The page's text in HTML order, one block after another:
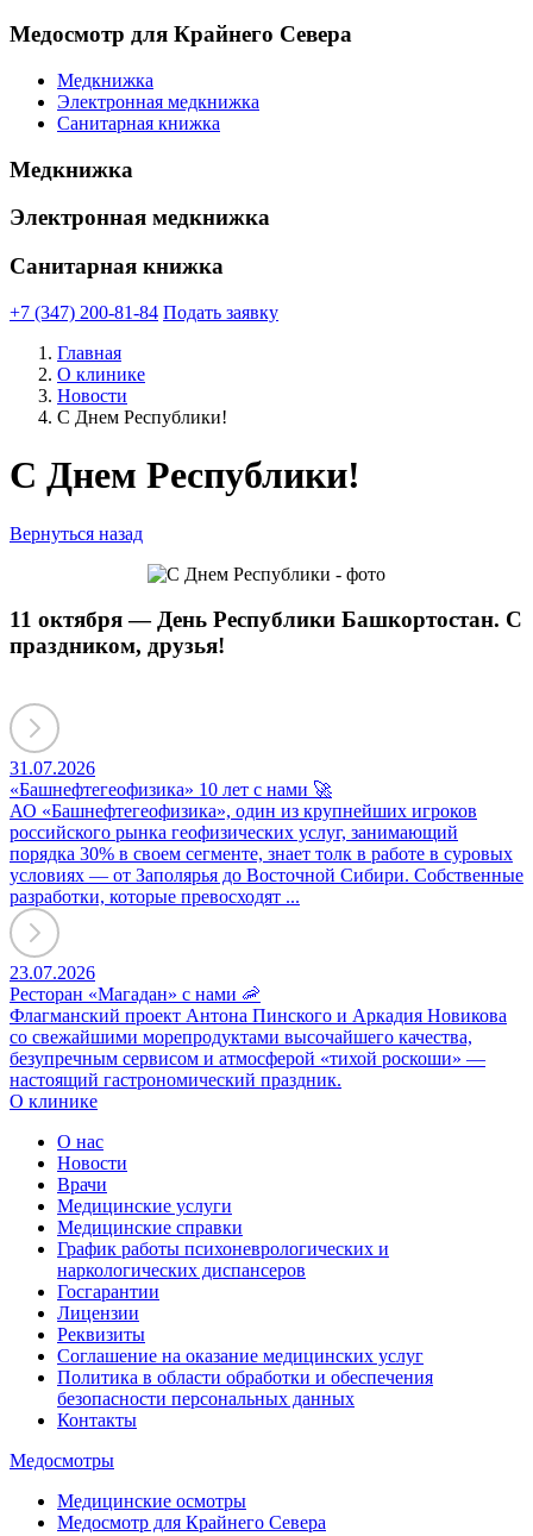
Медосмотр для Крайнего Севера
Медкнижка
Электронная медкнижка
Санитарная книжка
Медкнижка
Электронная медкнижка
Санитарная книжка
+7 (347) 200-81-84 Подать заявку
Главная
О клинике
Новости
С Днем Республики!
С Днем Республики!
Вернуться назад
11 октября — День Республики Башкортостан. C
праздником, друзья!
31.07.2026
«Башнефтегеофизика» 10 лет с нами 🚀
АО «Башнефтегеофизика», один из крупнейших игроков
российского рынка геофизических услуг, занимающий
порядка 30% в своем сегменте, знает толк в работе в суровых
условиях — от Заполярья до Восточной Сибири. Собственные
разработки, которые превосходят ...
23.07.2026
Ресторан «Магадан» с нами 🦐
Флагманский проект Антона Пинского и Аркадия Новикова
со свежайшими морепродуктами высочайшего качества,
безупречным сервисом и атмосферой «тихой роскоши» —
настоящий гастрономический праздник.
О клинике
О нас
Новости
Врачи
Медицинские услуги
Медицинские справки
График работы психоневрологических и
наркологических диспансеров
Госгарантии
Лицензии
Реквизиты
Соглашение на оказание медицинских услуг
Политика в области обработки и обеспечения
безопасности персональных данных
Контакты
Медосмотры
Медицинские осмотры
Медосмотр для Крайнего Севера